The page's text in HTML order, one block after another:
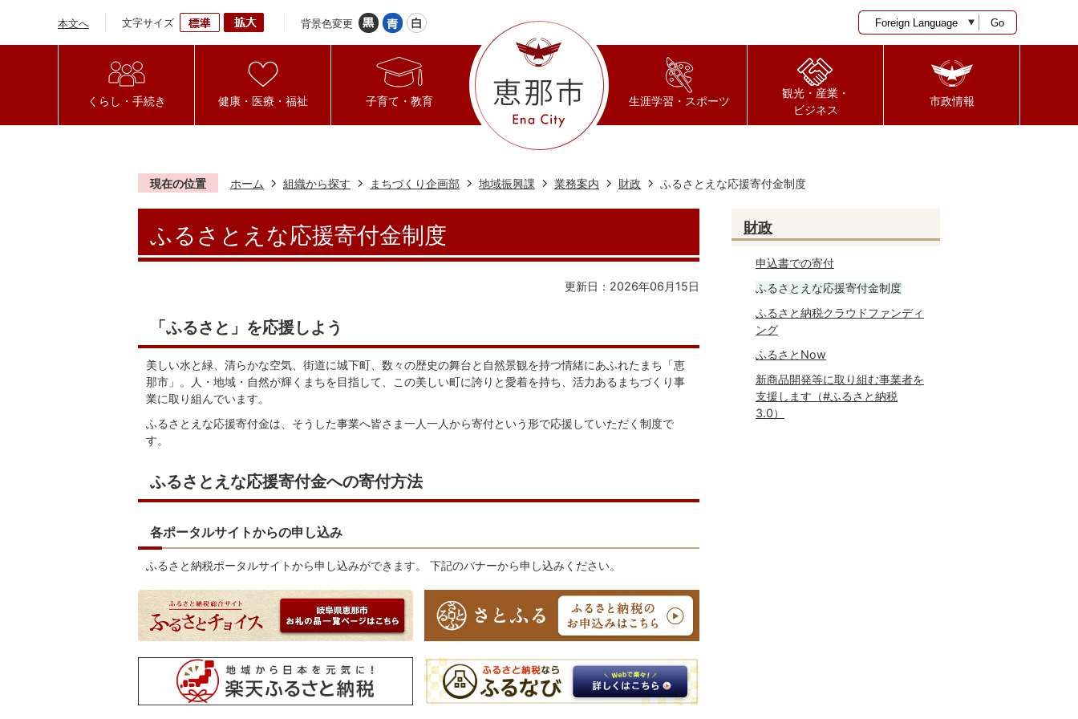
本文へ 文字サイズ 背景色変更 Go
くらし・手続き 健康・医療・福祉 子育て・教育 生涯学習・スポーツ
観光・産業・
ビジネス
市政情報
現在の位置 ホーム 組織から探す まちづくり企画部 地域振興課 業務案内 財政 ふるさとえな応援寄付金制度
ふるさとえな応援寄付金制度
更新日：2026年06月15日
「ふるさと」を応援しよう
美しい水と緑、清らかな空気、街道に城下町、数々の歴史の舞台と自然景観を持つ情緒にあふれたまち「恵
那市」。人・地域・自然が輝くまちを目指して、この美しい町に誇りと愛着を持ち、活力あるまちづくり事
業に取り組んでいます。
ふるさとえな応援寄付金は、そうした事業へ皆さま一人一人から寄付という形で応援していただく制度で
す。
ふるさとえな応援寄付金への寄付方法
各ポータルサイトからの申し込み
ふるさと納税ポータルサイトから申し込みができます。 下記のバナーから申し込みください。
財政
申込書での寄付
ふるさとえな応援寄付金制度
ふるさと納税クラウドファンディ
ング
ふるさとNow
新商品開発等に取り組む事業者を
支援します（#ふるさと納税
3.0）